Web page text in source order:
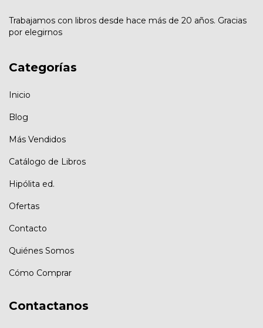
Trabajamos con libros desde hace más de 20 años. Gracias
por elegirnos
Categorías
Inicio
Blog
Más Vendidos
Catálogo de Libros
Hipólita ed.
Ofertas
Contacto
Quiénes Somos
Cómo Comprar
Contactanos